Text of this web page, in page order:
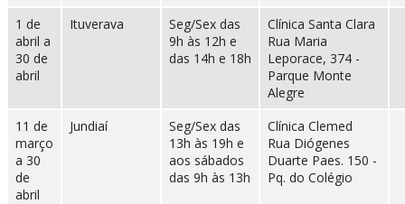
1 de
abril a
30 de
abril
Ituverava
Seg/Sex das
9h às 12h e
das 14h e 18h
Clínica Santa Clara
Rua Maria
Leporace, 374 -
Parque Monte
Alegre
11 de
março
a 30
de
abril
Jundiaí
Seg/Sex das
13h às 19h e
aos sábados
das 9h às 13h
Clínica Clemed
Rua Diógenes
Duarte Paes. 150 -
Pq. do Colégio